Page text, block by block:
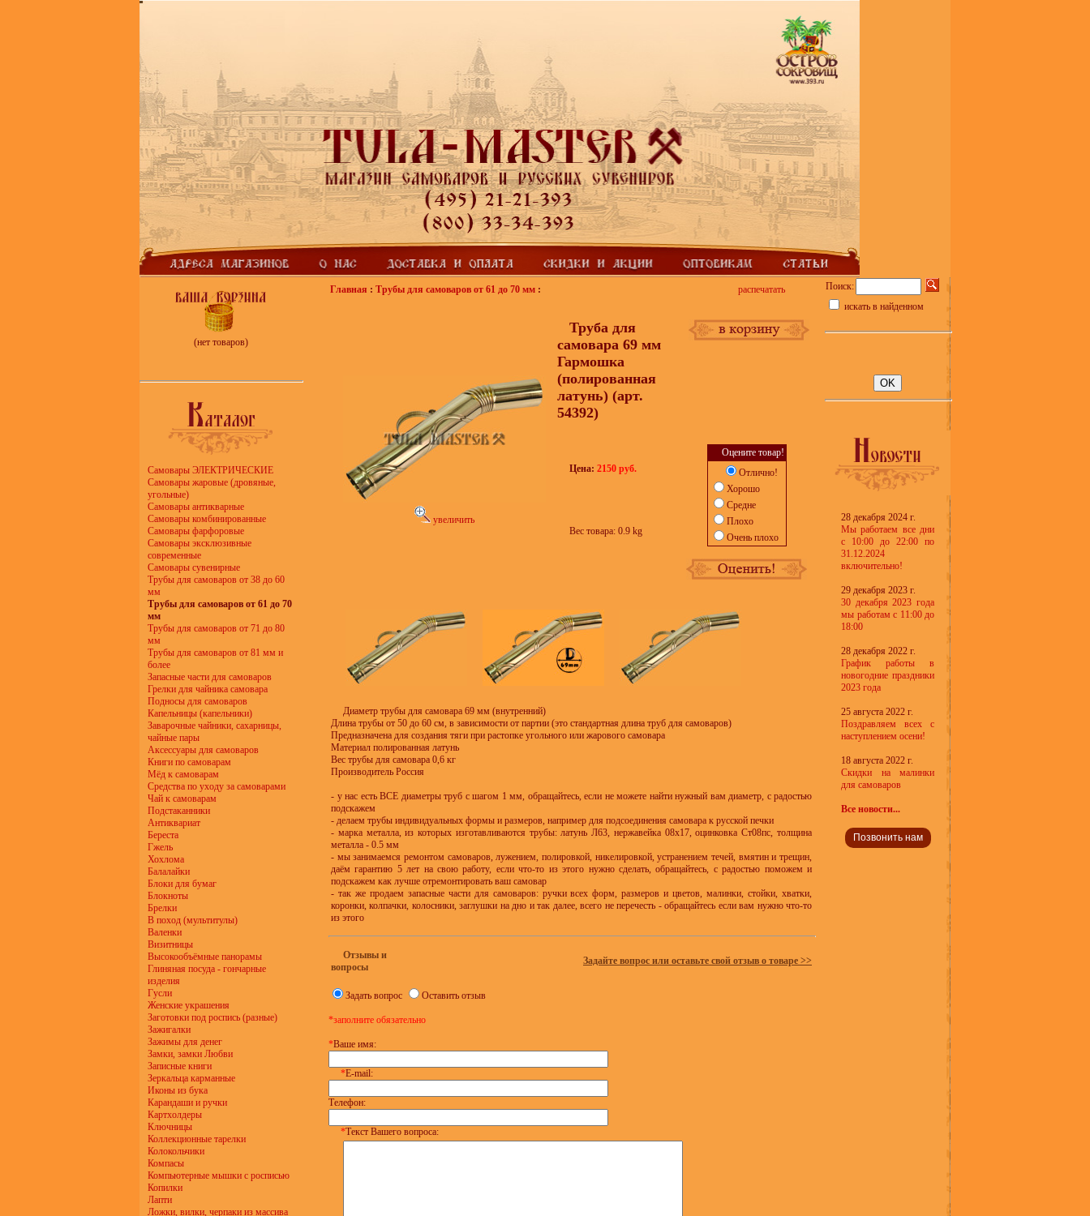
(нет товаров)
Самовары ЭЛЕКТРИЧЕСКИЕ
Самовары жаровые (дровяные,
угольные)
Самовары антикварные
Самовары комбинированные
Самовары фарфоровые
Самовары эксклюзивные
современные
Самовары сувенирные
Трубы для самоваров от 38 до 60
мм
Трубы для самоваров от 61 до 70
мм
Трубы для самоваров от 71 до 80
мм
Трубы для самоваров от 81 мм и
более
Запасные части для самоваров
Грелки для чайника самовара
Подносы для самоваров
Капельницы (капельники)
Заварочные чайники, сахарницы,
чайные пары
Аксессуары для самоваров
Книги по самоварам
Мёд к самоварам
Средства по уходу за самоварами
Чай к самоварам
Подстаканники
Антиквариат
Береста
Гжель
Хохлома
Балалайки
Блоки для бумаг
Блокноты
Брелки
В поход (мультитулы)
Валенки
Визитницы
Высокообъёмные панорамы
Глиняная посуда - гончарные
изделия
Гусли
Женские украшения
Заготовки под роспись (разные)
Зажигалки
Зажимы для денег
Замки, замки Любви
Записные книги
Зеркальца карманные
Иконы из бука
Карандаши и ручки
Картхолдеры
Ключницы
Коллекционные тарелки
Колокольчики
Компасы
Компьютерные мышки с росписью
Копилки
Лапти
Ложки, вилки, черпаки из массива
Главная : Трубы для самоваров от 61 до 70 мм : распечатать
увеличить
Труба для
самовара 69 мм
Гармошка
(полированная
латунь) (арт.
54392)
Цена: 2150 руб.
Оцените товар!
Отлично!
Хорошо
Средне
Плохо
Очень плохо
Вес товара: 0.9 kg
Диаметр трубы для самовара 69 мм (внутренний)
Длина трубы от 50 до 60 см, в зависимости от партии (это стандартная длина труб для самоваров)
Предназначена для создания тяги при растопке угольного или жарового самовара
Материал полированная латунь
Вес трубы для самовара 0,6 кг
Производитель Россия
- у нас есть ВСЕ диаметры труб с шагом 1 мм, обращайтесь, если не можете найти нужный вам диаметр, с радостью
подскажем
- делаем трубы индивидуальных формы и размеров, например для подсоединения самовара к русской печки
- марка металла, из которых изготавливаются трубы: латунь Л63, нержавейка 08х17, оцинковка Ст08пс, толщина
металла - 0.5 мм
- мы занимаемся ремонтом самоваров, лужением, полировкой, никелировкой, устранением течей, вмятин и трещин,
даём гарантию 5 лет на свою работу, если что-то из этого нужно сделать, обращайтесь, с радостью поможем и
подскажем как лучше отремонтировать ваш самовар
- так же продаем запасные части для самоваров: ручки всех форм, размеров и цветов, малинки, стойки, хватки,
коронки, колпачки, колосники, заглушки на дно и так далее, всего не перечесть - обращайтесь если вам нужно что-то
из этого
Отзывы и
вопросы
Задайте вопрос или оставьте свой отзыв о товаре >>
Задать вопрос Оставить отзыв
*заполните обязательно
*Ваше имя:
*E-mail:
Телефон:
*Текст Вашего вопроса:
Поиск:
искать в найденном
28 декабря 2024 г.
Мы работаем все дни
с 10:00 до 22:00 по
31.12.2024
включительно!
29 декабря 2023 г.
30 декабря 2023 года
мы работам с 11:00 до
18:00
28 декабря 2022 г.
График работы в
новогодние праздники
2023 года
25 августа 2022 г.
Поздравляем всех с
наступлением осени!
18 августа 2022 г.
Скидки на малинки
для самоваров
Все новости...
Позвонить нам